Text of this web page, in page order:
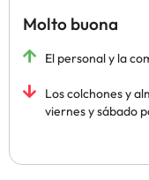
Molto buona
El personal y la
Los colchones y
viernes y sábado